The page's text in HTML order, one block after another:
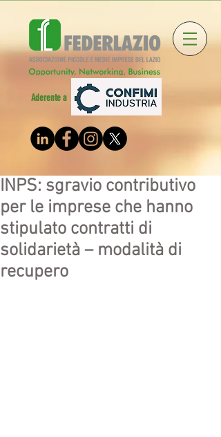
Aderente a
INPS: sgravio contributivo
per le imprese che hanno
stipulato contratti di
solidarietà – modalità di
recupero